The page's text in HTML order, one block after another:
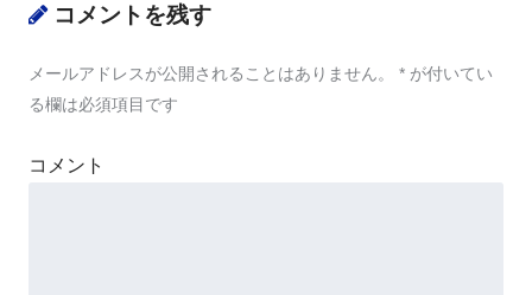
コメントを残す
メールアドレスが公開されることはありません。 * が付いてい
る欄は必須項目です
コメント